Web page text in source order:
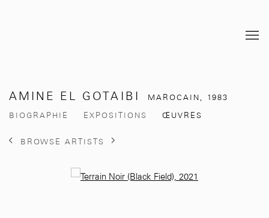
AMINE EL GOTAIBI MAROCAIN, 1983
BIOGRAPHIE
EXPOSITIONS ŒUVRES
BROWSE ARTISTS